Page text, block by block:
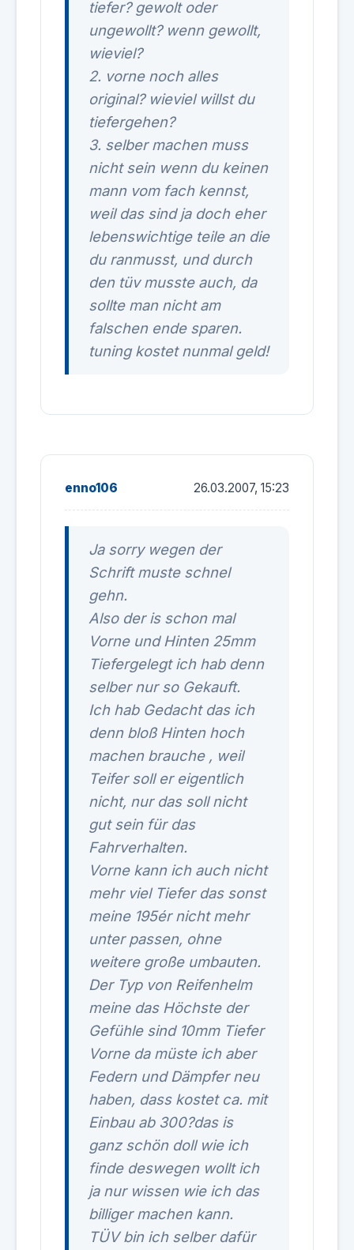
tiefer? gewolt oder
ungewollt? wenn gewollt,
wieviel?
2. vorne noch alles
original? wieviel willst du
tiefergehen?
3. selber machen muss
nicht sein wenn du keinen
mann vom fach kennst,
weil das sind ja doch eher
lebenswichtige teile an die
du ranmusst, und durch
den tüv musste auch, da
sollte man nicht am
falschen ende sparen.
tuning kostet nunmal geld!
enno106 26.03.2007, 15:23
Ja sorry wegen der
Schrift muste schnel
gehn.
Also der is schon mal
Vorne und Hinten 25mm
Tiefergelegt ich hab denn
selber nur so Gekauft.
Ich hab Gedacht das ich
denn bloß Hinten hoch
machen brauche , weil
Teifer soll er eigentlich
nicht, nur das soll nicht
gut sein für das
Fahrverhalten.
Vorne kann ich auch nicht
mehr viel Tiefer das sonst
meine 195ér nicht mehr
unter passen, ohne
weitere große umbauten.
Der Typ von Reifenhelm
meine das Höchste der
Gefühle sind 10mm Tiefer
Vorne da müste ich aber
Federn und Dämpfer neu
haben, dass kostet ca. mit
Einbau ab 300?das is
ganz schön doll wie ich
finde deswegen wollt ich
ja nur wissen wie ich das
billiger machen kann.
TÜV bin ich selber dafür